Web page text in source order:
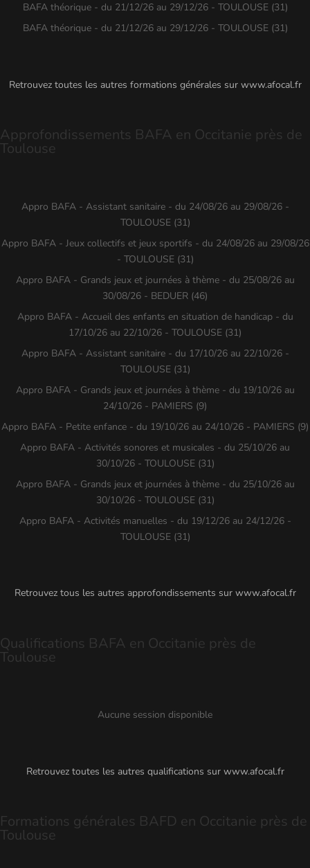
BAFA théorique - du 21/12/26 au 29/12/26 - TOULOUSE (31)
BAFA théorique - du 21/12/26 au 29/12/26 - TOULOUSE (31)
Retrouvez toutes les autres formations générales sur www.afocal.fr
Approfondissements BAFA en Occitanie près de
Toulouse
Appro BAFA - Assistant sanitaire - du 24/08/26 au 29/08/26 -
TOULOUSE (31)
Appro BAFA - Jeux collectifs et jeux sportifs - du 24/08/26 au 29/08/26
- TOULOUSE (31)
Appro BAFA - Grands jeux et journées à thème - du 25/08/26 au
30/08/26 - BEDUER (46)
Appro BAFA - Accueil des enfants en situation de handicap - du
17/10/26 au 22/10/26 - TOULOUSE (31)
Appro BAFA - Assistant sanitaire - du 17/10/26 au 22/10/26 -
TOULOUSE (31)
Appro BAFA - Grands jeux et journées à thème - du 19/10/26 au
24/10/26 - PAMIERS (9)
Appro BAFA - Petite enfance - du 19/10/26 au 24/10/26 - PAMIERS (9)
Appro BAFA - Activités sonores et musicales - du 25/10/26 au
30/10/26 - TOULOUSE (31)
Appro BAFA - Grands jeux et journées à thème - du 25/10/26 au
30/10/26 - TOULOUSE (31)
Appro BAFA - Activités manuelles - du 19/12/26 au 24/12/26 -
TOULOUSE (31)
Retrouvez tous les autres approfondissements sur www.afocal.fr
Qualifications BAFA en Occitanie près de
Toulouse
Aucune session disponible
Retrouvez toutes les autres qualifications sur www.afocal.fr
Formations générales BAFD en Occitanie près de
Toulouse